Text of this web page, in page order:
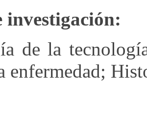
investigación:
de la
enfermedad;